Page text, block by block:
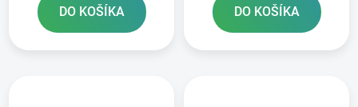
DO KOŠÍKA DO KOŠÍKA